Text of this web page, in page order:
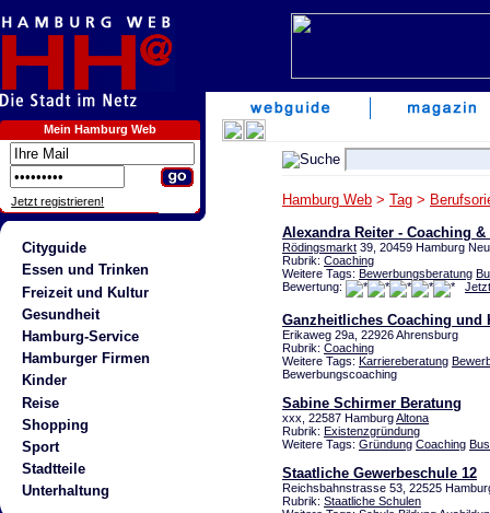
Mein Hamburg Web
Jetzt registrieren!
Cityguide
Essen und Trinken
Freizeit und Kultur
Gesundheit
Hamburg-Service
Hamburger Firmen
Kinder
Reise
Shopping
Sport
Stadtteile
Unterhaltung
Hamburg Web > Tag >
Alexandra Reiter - Coaching
Rödingsmarkt 39, 20459 Hamburg
Rubrik: Coaching
Weitere Tags: Bewerbungsberatung
Bewertung:
Ganzheitliches Coaching und
Erikaweg 29a, 22926 Ahrensburg
Rubrik: Coaching
Weitere Tags: Karriereberatung
Bewerbungscoaching
Sabine Schirmer Beratung
xxx, 22587 HamburgAltona
Rubrik: Existenzgründung
Weitere Tags: Gründung Coaching
Staatliche Gewerbeschule 12
Reichsbahnstrasse 53, 22525
Rubrik: Staatliche Schulen